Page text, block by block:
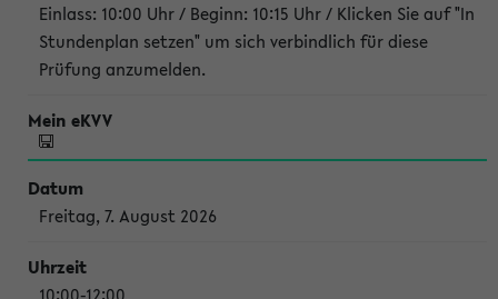
Einlass: 10:00 Uhr / Beginn: 10:15 Uhr / Klicken Sie auf "In
Stundenplan setzen" um sich verbindlich für diese
Prüfung anzumelden.
Freitag, 7. August 2026